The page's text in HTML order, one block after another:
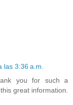
3:36 a.m.
you for such a
great information.